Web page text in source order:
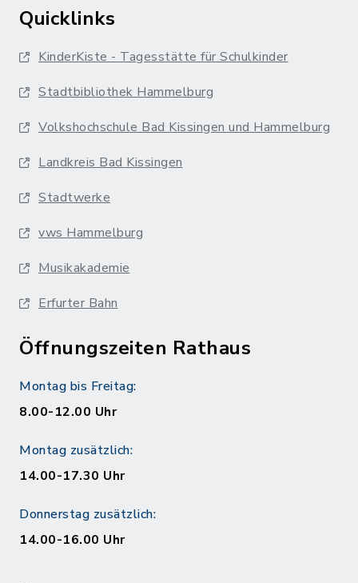
Quicklinks
KinderKiste - Tagesstätte für Schulkinder
Stadtbibliothek Hammelburg
Volkshochschule Bad Kissingen und Hammelburg
Landkreis Bad Kissingen
Stadtwerke
vws Hammelburg
Musikakademie
Erfurter Bahn
Öffnungszeiten Rathaus
Montag bis Freitag:
8.00-12.00 Uhr
Montag zusätzlich:
14.00-17.30 Uhr
Donnerstag zusätzlich:
14.00-16.00 Uhr